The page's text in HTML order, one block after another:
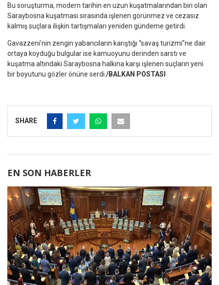
Bu soruşturma, modern tarihin en uzun kuşatmalarından biri olan
Saraybosna kuşatması sırasında işlenen görünmez ve cezasız
kalmış suçlara ilişkin tartışmaları yeniden gündeme getirdi.
Gavazzeni’nin zengin yabancıların karıştığı “savaş turizmi”ne dair
ortaya koyduğu bulgular ise kamuoyunu derinden sarstı ve
kuşatma altındaki Saraybosna halkına karşı işlenen suçların yeni
bir boyutunu gözler önüne serdi./BALKAN POSTASI
SHARE
EN SON HABERLER